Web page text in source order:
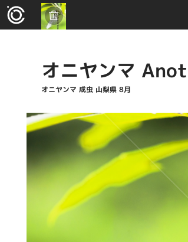
オニヤンマ
オニヤンマ 成虫 山梨県 8月